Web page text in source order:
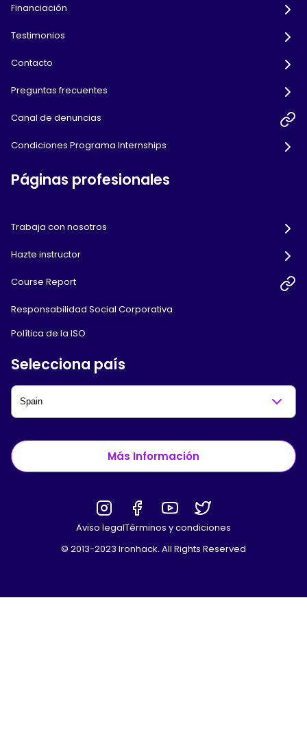
Financiación
Testimonios
Contacto
Preguntas frecuentes
Canal de denuncias
Condiciones Programa Internships
Páginas profesionales
Trabaja con nosotros
Hazte instructor
Course Report
Responsabilidad Social Corporativa
Política de la ISO
Selecciona país
Más Información
Aviso legalTérminos y condiciones
© 2013-2023 Ironhack. All Rights Reserved